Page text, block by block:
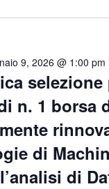
n. 1 borsa
di
di
9, 2026 @ 1:00 pm